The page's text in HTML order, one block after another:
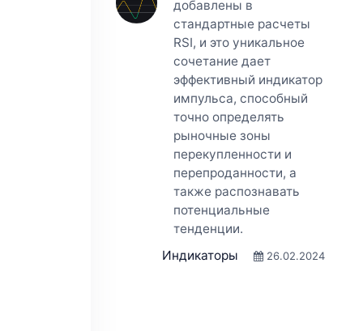
добавлены в
стандартные расчеты
RSI, и это уникальное
сочетание дает
эффективный индикатор
импульса, способный
точно определять
рыночные зоны
перекупленности и
перепроданности, а
также распознавать
потенциальные
тенденции.
Индикаторы
26.02.2024